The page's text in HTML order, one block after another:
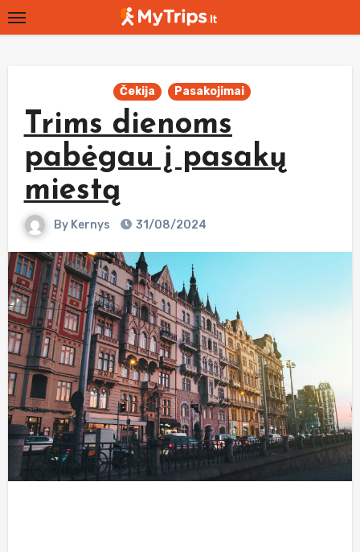
Skip
to
Čekija Pasakojimai
Trims dienoms
pabėgau į pasakų
miestą
By Kernys 31/08/2024